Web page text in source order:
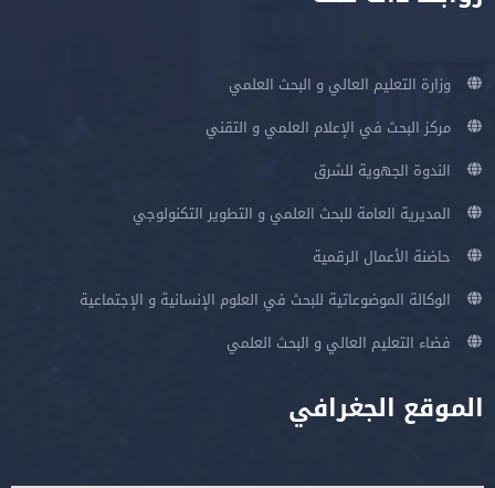
وزارة التعليم العالي و البحث العلمي
مركز البحث في الإعلام العلمي و التقني
الندوة الجهوية للشرق
المديرية العامة للبحث العلمي و التطوير التكنولوجي
حاضنة الأعمال الرقمية
الوكالة الموضوعاتية للبحث في العلوم الإنسانية و الإجتماعية
فضاء التعليم العالي و البحث العلمي
الموقع الجغرافي